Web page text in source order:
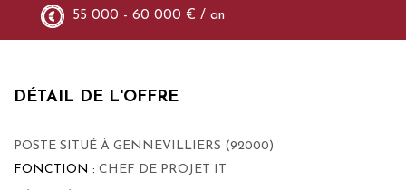
55 000 - 60 000 € / an
DÉTAIL DE L'OFFRE
POSTE SITUÉ À GENNEVILLIERS (92000)
FONCTION : CHEF DE PROJET IT